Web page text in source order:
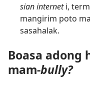
sian interneti,
mangirim poto
sasahalak.
Boasa adong
mam-bully?